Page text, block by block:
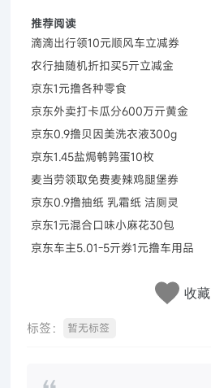
推荐阅读
滴滴出行领10元顺风车立减券
农行抽随机折扣买5亓立减金
京东1元撸各种零食
京东外卖打卡瓜分600万亓黄金
京东0.9撸贝因美洗衣液300g
京东1.45盐焗鹌鹑蛋10枚
麦当劳领取免费麦辣鸡腿堡券
京东0.9撸抽纸 乳霜纸 洁厕灵
京东1元混合口味小麻花30包
京东车主5.01-5亓券1元撸车用品
收藏
标签： 暂无标签